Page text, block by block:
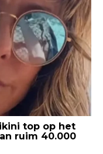
top op het
ruim 40.000